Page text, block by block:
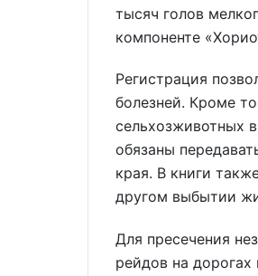
тысяч голов
компоненте
Регистрация
болезней. Кроме
сельхозживотных
обязаны
края. В книги
другом выбытии
Для пресечения
рейдов на дорогах